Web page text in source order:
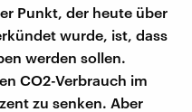
Punkt, der heute über
wurde, ist, dass
werden sollen.
CO2-Verbrauch im
zu senken. Aber